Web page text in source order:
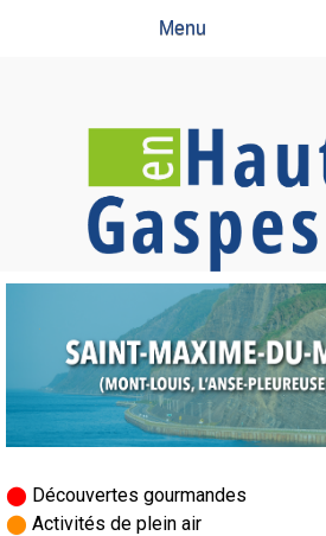
Menu
⬤ Découvertes gourmandes
⬤ Activités de plein air